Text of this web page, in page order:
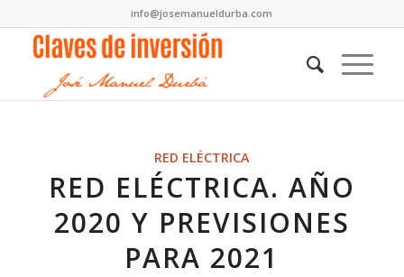
info@josemanueldurba.com
RED ELÉCTRICA
RED ELÉCTRICA. AÑO
2020 Y PREVISIONES
PARA 2021